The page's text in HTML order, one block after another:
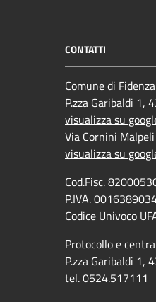
CONTATTI
Comune di Fidenza
P.zza Garibaldi 1,
visualizza su
Via Cornini
visualizza su
Cod.Fisc.
P.IVA.
Codice Univoco
Protocollo e
P.zza Garibaldi 1,
tel. 0524.517111